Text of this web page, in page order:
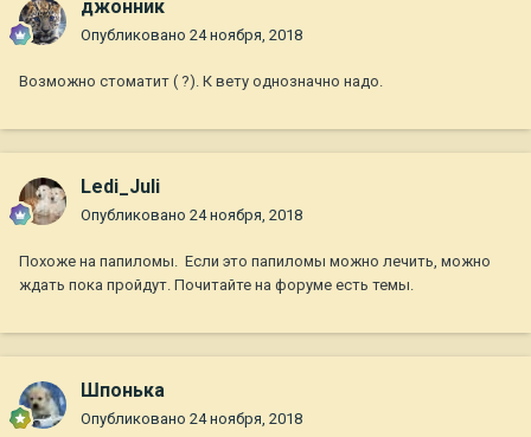
джонник
Опубликовано 24 ноября, 2018
Возможно стоматит ( ?). К вету однозначно надо.
Ledi_Juli
Опубликовано 24 ноября, 2018
Похоже на папиломы. Если это папиломы можно лечить, можно
ждать пока пройдут. Почитайте на форуме есть темы.
Шпонька
Опубликовано 24 ноября, 2018